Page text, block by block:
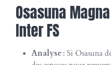
Osasuna
Inter FS
Analyse: Si Osasuna